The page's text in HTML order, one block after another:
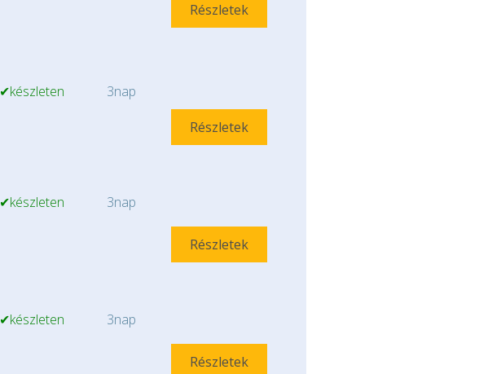
Részletek
✔készleten
3nap
Részletek
✔készleten 3nap
Részletek
✔készleten 3nap
Részletek